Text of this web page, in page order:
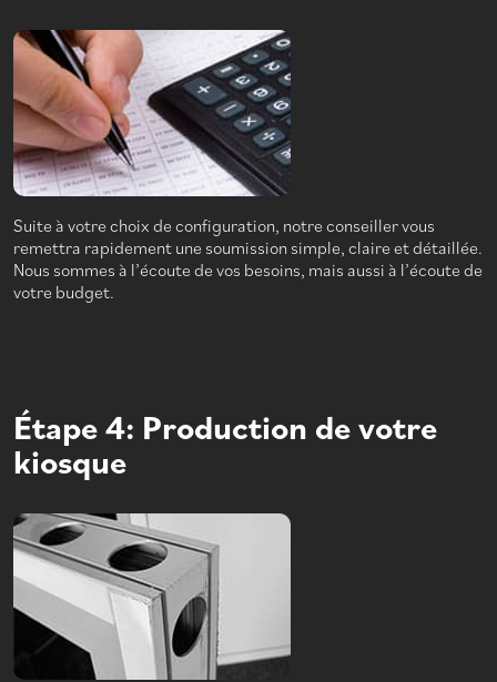
Suite à votre choix de configuration, notre conseiller vous
remettra rapidement une soumission simple, claire et détaillée.
Nous sommes à l’écoute de vos besoins, mais aussi à l’écoute de
votre budget.
Étape 4: Production de votre
kiosque